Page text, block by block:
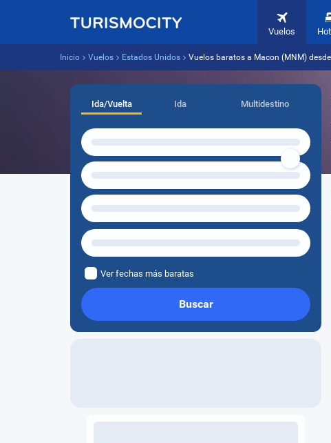
Vuelos
Inicio Vuelos Estados Unidos Vuelos baratos a Macon (MNM)
Ida/Vuelta Ida Multidestino
Ver fechas más baratas
Buscar